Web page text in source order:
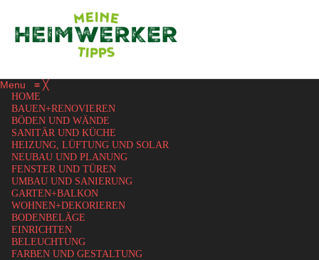
Menu ≡ ╳
HOME
BAUEN+RENOVIEREN
BÖDEN UND WÄNDE
SANITÄR UND KÜCHE
HEIZUNG, LÜFTUNG UND SOLAR
NEUBAU UND PLANUNG
FENSTER UND TÜREN
UMBAU UND SANIERUNG
GARTEN+BALKON
WOHNEN+DEKORIEREN
BODENBELÄGE
EINRICHTEN
BELEUCHTUNG
FARBEN UND GESTALTUNG